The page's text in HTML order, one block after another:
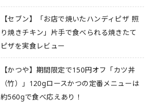
【セブン】「お店で焼いたハンディピザ 照
り焼きチキン」片手で食べられる焼きたて
ピザを実食レビュー
【かつや】期間限定で150円オフ「カツ丼
（竹）」120gロースかつの定番メニューは
約560gで食べ応えあり！